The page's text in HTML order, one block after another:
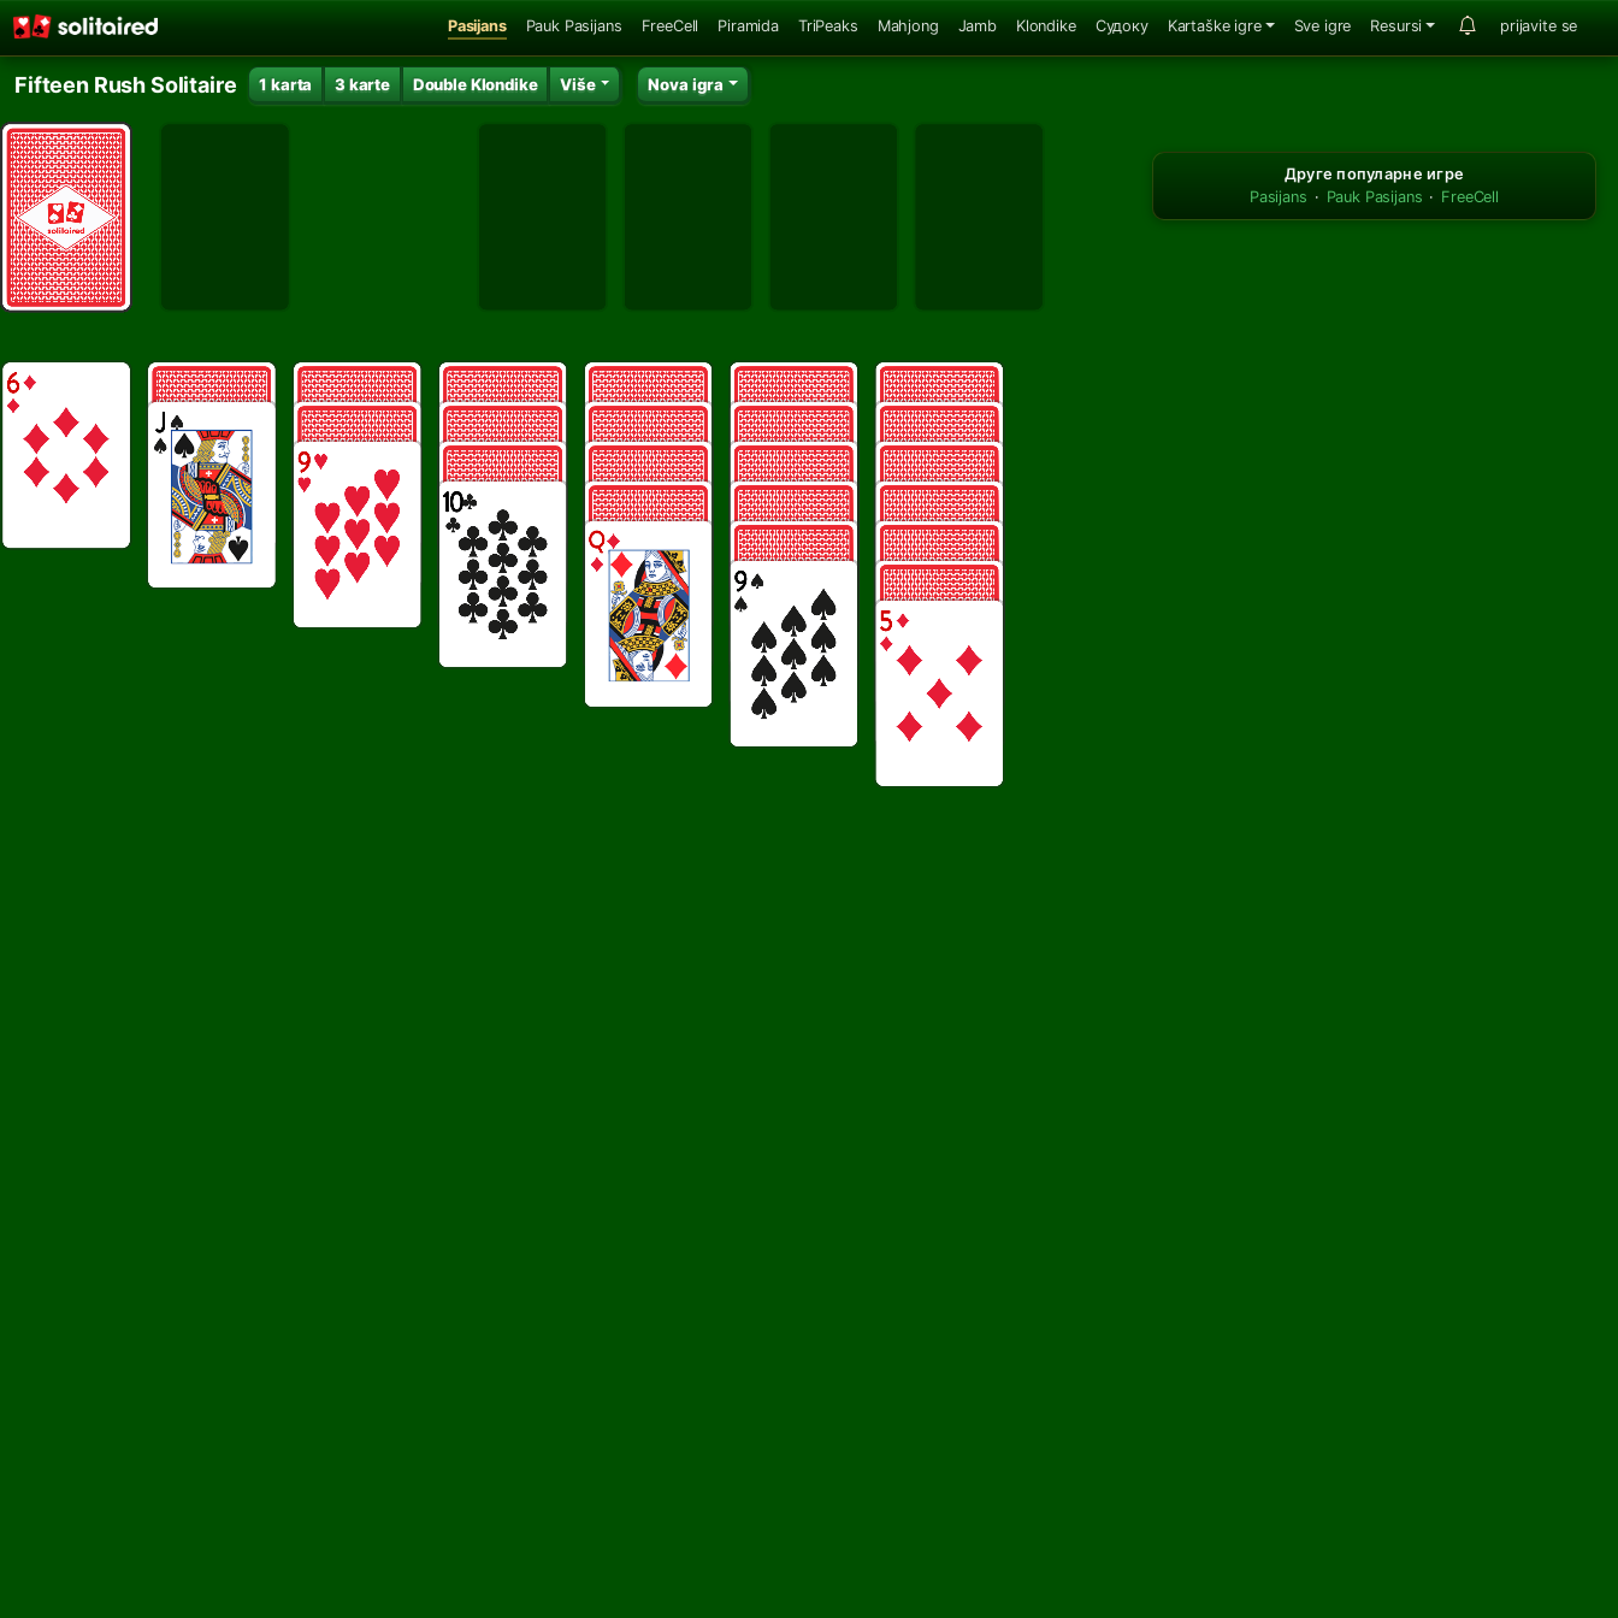
Pasijans Pauk Pasijans FreeCell Piramida TriPeaks Mahjong Jamb Klondike Судоку Kartaške igre Sve igre Resursi prijavite se
Fifteen Rush Solitaire 1 karta 3 karte Double Klondike Više Nova igra
Друге популарне игре
Pasijans · Pauk Pasijans · FreeCell